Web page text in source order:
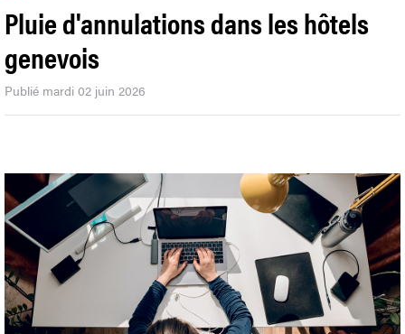
Pluie d'annulations dans les hôtels
genevois
Publié mardi 02 juin 2026